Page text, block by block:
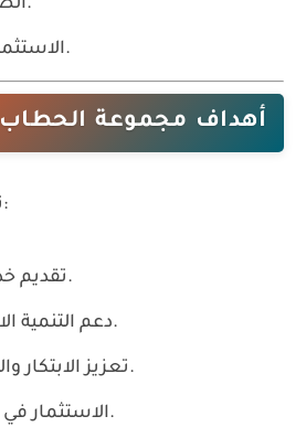
الاستثمار وتطوير الأعمال.
أهداف مجموعة الحطاب
تسعى المجموعة إلى:
تقديم خدمات عالية الجودة.
دعم التنمية الاقتصادية في قطر.
تعزيز الابتكار والتطوير المؤسسي.
الاستثمار في الكفاءات البشرية.